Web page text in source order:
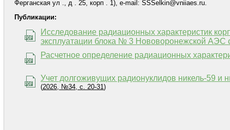
Ферганская ул ., д . 25, корп . 1), e-mail: SSSelkin@vniiaes.ru.
Публикации:
Исследование радиационных характеристик
эксплуатации блока № 3 Нововоронежской
Расчетное определение радиационных
Учет долгоживущих радионуклидов никель-59 и
(2026, №34, с. 20-31)